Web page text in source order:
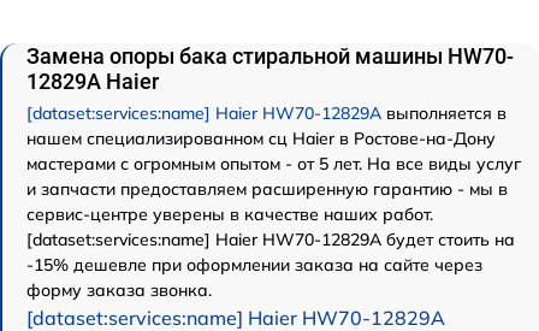
Замена опоры бака стиральной машины HW70-
12829A Haier
[dataset:services:name] Haier HW70-12829A выполняется в
нашем специализированном сц Haier в Ростове-на-Дону
мастерами с огромным опытом - от 5 лет. На все виды услуг
и запчасти предоставляем расширенную гарантию - мы в
сервис-центре уверены в качестве наших работ.
[dataset:services:name] Haier HW70-12829A будет стоить на
-15% дешевле при оформлении заказа на сайте через
форму заказа звонка.
[dataset:services:name] Haier HW70-12829A